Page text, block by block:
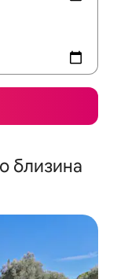
близина